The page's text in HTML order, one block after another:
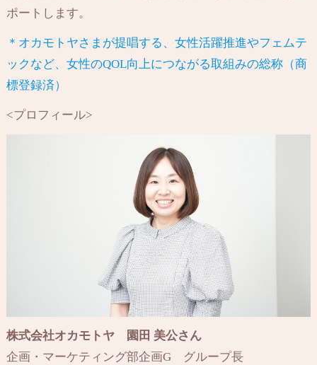
ポートします。
＊オカモトヤさまが提唱する、女性活躍推進やフェムテ
ックなど、女性のQOL向上につながる取組みの総称（商
標登録済）
<プロフィール>
株式会社オカモトヤ 園田 美公さん
企画・マーケティング部企画G グループ長